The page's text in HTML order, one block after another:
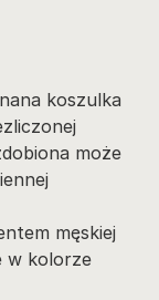
koszulka
może
męskiej
w kolorze